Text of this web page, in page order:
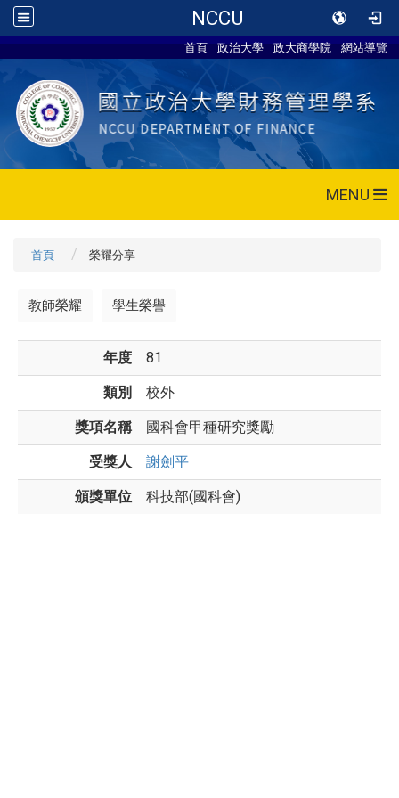
NCCU
首頁 政治大學 政大商學院 網站導覽
MENU
首頁 榮耀分享
教師榮耀 學生榮譽
年度 81
類別 校外
獎項名稱 國科會甲種研究獎勵
受獎人 謝劍平
頒獎單位 科技部(國科會)